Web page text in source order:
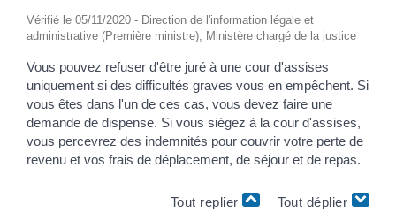
Vérifié le 05/11/2020 - Direction de l'information légale et
administrative (Première ministre), Ministère chargé de la justice
Vous pouvez refuser d'être juré à une cour d'assises
uniquement si des difficultés graves vous en empêchent. Si
vous êtes dans l'un de ces cas, vous devez faire une
demande de dispense. Si vous siégez à la cour d'assises,
vous percevrez des indemnités pour couvrir votre perte de
revenu et vos frais de déplacement, de séjour et de repas.
Tout replier Tout déplier